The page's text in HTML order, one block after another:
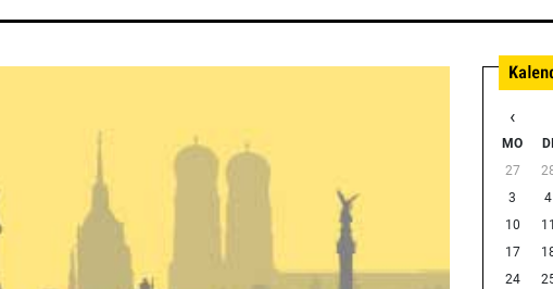
‹
MO DI
27
3
4
10
11
17
24